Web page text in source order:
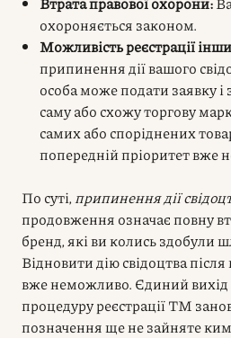
охороняється законом.
Можливість реєстрації
припинення дії вашого
особа може подати заявку і
саму або схожу торгову
самих або споріднених
попередній пріоритет вже
По суті, припинення дії
продовження означає повну
бренд, які ви колись здобули
Відновити дію свідоцтва після
вже неможливо. Єдиний
процедуру реєстрації ТМ
позначення ще не зайняте